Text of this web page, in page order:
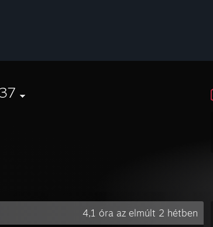
4,1 óra az elmúlt 2 hétben